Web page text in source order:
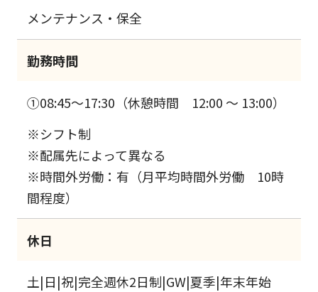
メンテナンス・保全
勤務時間
①08:45～17:30（休憩時間 12:00 ～ 13:00）
※シフト制
※配属先によって異なる
※時間外労働：有（月平均時間外労働 10時
間程度）
休日
土|日|祝|完全週休2日制|GW|夏季|年末年始